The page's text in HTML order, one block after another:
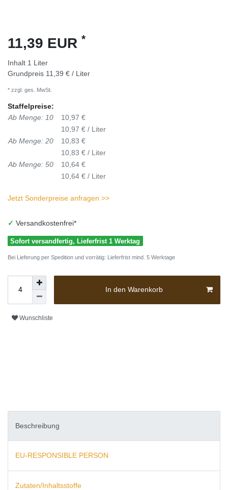
11,39 EUR *
Inhalt 1 Liter
Grundpreis 11,39 € / Liter
* zzgl. ges. MwSt.
Staffelpreise:
Ab Menge: 10
10,97 €
10,97 € / Liter
Ab Menge: 20
10,83 €
10,83 € / Liter
Ab Menge: 50
10,64 €
10,64 € / Liter
Jetzt Sonderpreise anfragen >>
✓ Versandkostenfrei*
Sofort versandfertig, Lieferfrist 1 Werktag
Bei Lieferung per Spedition und vorrätig: Lieferfrist mind. 5 Werktage
In den Warenkorb
Wunschliste
Beschreibung
EU-RESPONSIBLE PERSON
Zutaten/Inhaltsstoffe